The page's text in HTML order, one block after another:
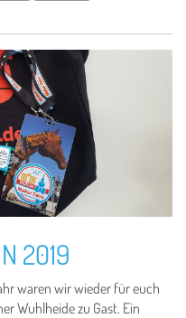
2019
waren wir wieder für euch
Wuhlheide zu Gast. Ein